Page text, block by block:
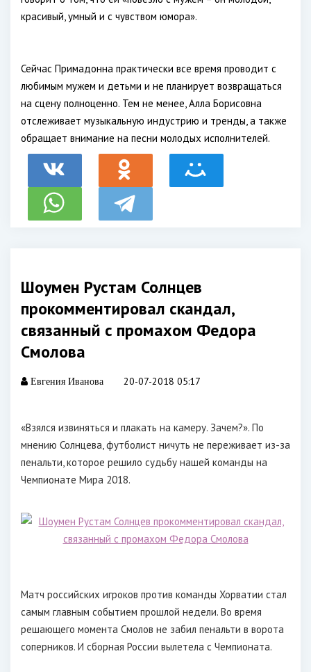
красивый, умный и с чувством юмора».
Сейчас Примадонна практически все время проводит с
любимым мужем и детьми и не планирует возвращаться
на сцену полноценно. Тем не менее, Алла Борисовна
отслеживает музыкальную индустрию и тренды, а также
обращает внимание на песни молодых исполнителей.
Шоумен Рустам Солнцев
прокомментировал скандал,
связанный с промахом Федора
Смолова
Евгения Иванова 20-07-2018 05:17
«Взялся извиняться и плакать на камеру. Зачем?». По
мнению Солнцева, футболист ничуть не переживает из-за
пенальти, которое решило судьбу нашей команды на
Чемпионате Мира 2018.
Матч российских игроков против команды Хорватии стал
самым главным событием прошлой недели. Во время
решающего момента Смолов не забил пенальти в ворота
соперников. И сборная России вылетела с Чемпионата.